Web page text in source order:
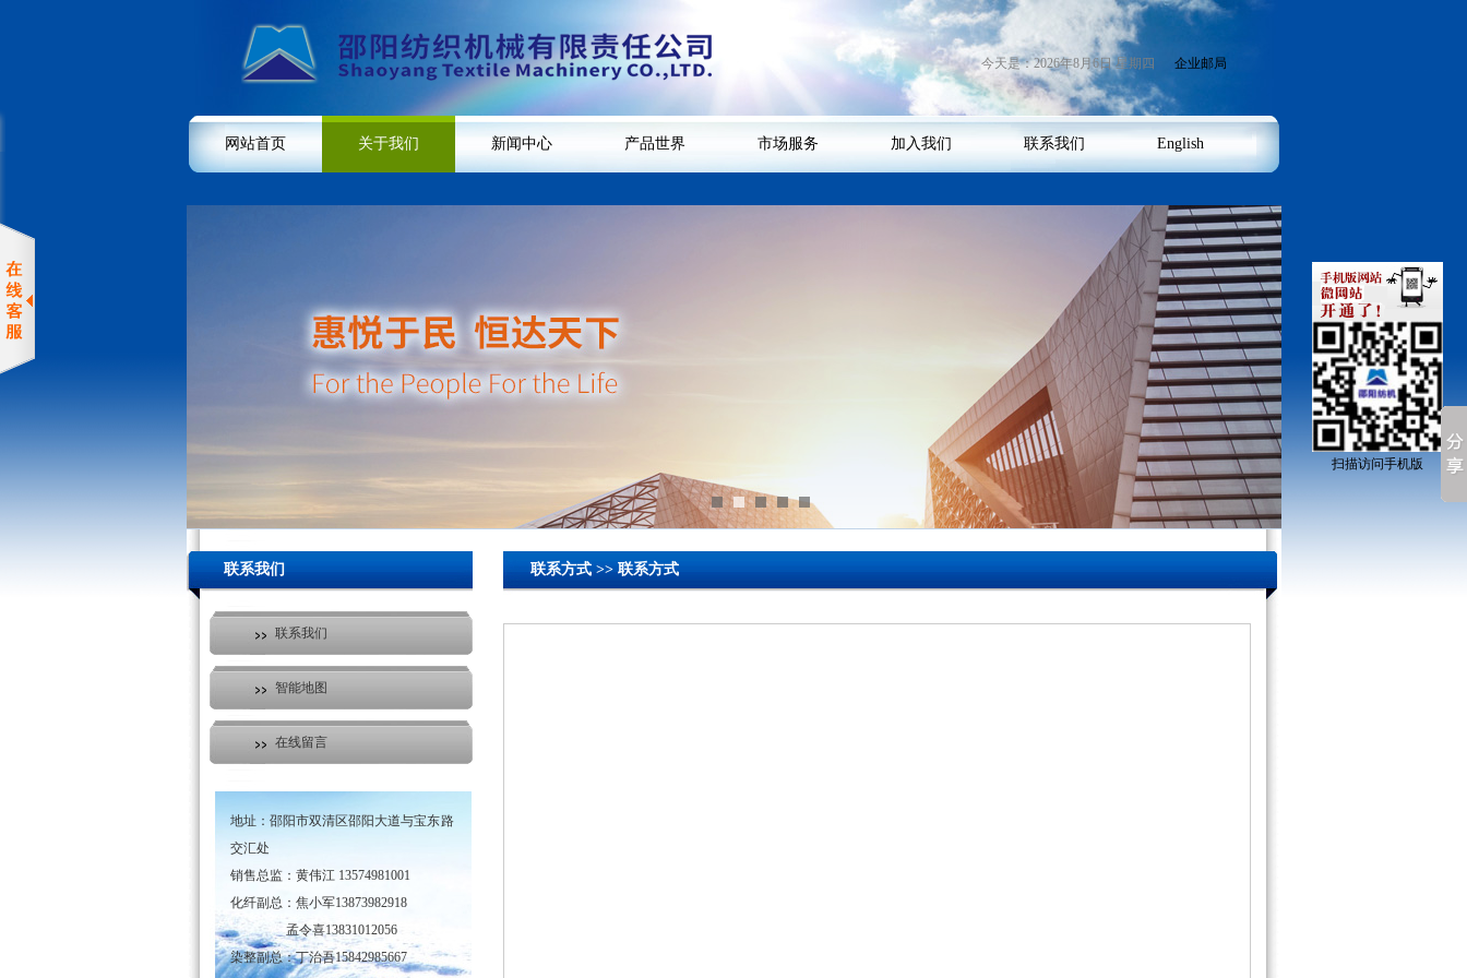
今天是：2026年8月6日 星期四 企业邮局
网站首页 关于我们 新闻中心 产品世界 市场服务 加入我们 联系我们 English
联系我们
联系我们
智能地图
在线留言
地址：邵阳市双清区邵阳大道与宝东路
交汇处
销售总监：黄伟江 13574981001
化纤副总：焦小军13873982918
孟令喜13831012056
染整副总：丁治吾15842985667
联系方式 >> 联系方式
扫描访问手机版